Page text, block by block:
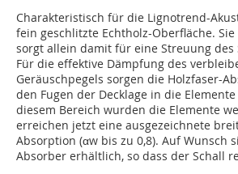
Charakteristisch für die Lignotrend-
fein geschlitzte Echtholz-Oberfläche.
sorgt allein damit für eine Streuung des
Für die effektive Dämpfung des
Geräuschpegels sorgen die Holzfaser-
den Fugen der Decklage in die
diesem Bereich wurden die Elemente
erreichen jetzt eine ausgezeichnete
Absorption (αw bis zu 0,8). Auf Wunsch
Absorber erhältlich, so dass der Schall